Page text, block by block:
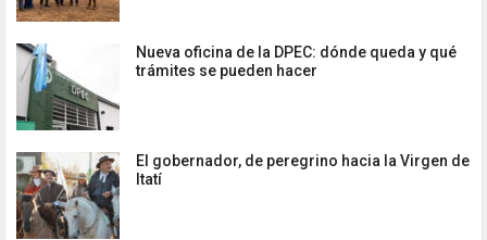
Nueva oficina de la DPEC: dónde queda y qué
trámites se pueden hacer
El gobernador, de peregrino hacia la Virgen de
Itatí